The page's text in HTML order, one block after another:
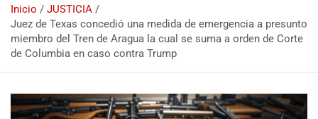
Inicio
JUSTICIA
Juez de Texas concedió una medida de emergencia a presunto
miembro del Tren de Aragua la cual se suma a orden de Corte
de Columbia en caso contra Trump